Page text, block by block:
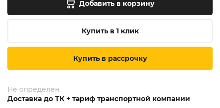
Добавить в корзину
Купить в 1 клик
Купить в рассрочку
Не определен
Доставка до ТК + тариф транспортной компании